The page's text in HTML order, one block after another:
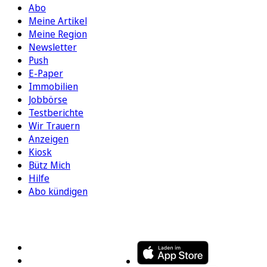
Abo
Meine Artikel
Meine Region
Newsletter
Push
E-Paper
Immobilien
Jobbörse
Testberichte
Wir Trauern
Anzeigen
Kiosk
Bütz Mich
Hilfe
Abo kündigen